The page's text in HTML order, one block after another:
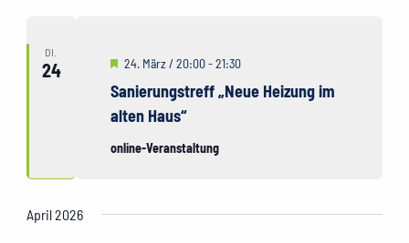
DI.
24
Sanierungstreff „Neue Heizung im
alten Haus“
Hervorgehoben
24. März / 20:00-21:30
online-Veranstaltung
April 2026